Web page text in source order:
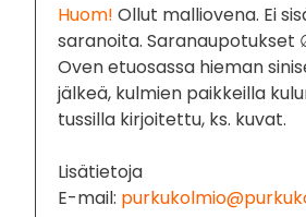
Huom! Ollut malliovena. Ei
saranoita. Saranaupotukset
Oven etuosassa hieman
jälkeä, kulmien paikkeilla
tussilla kirjoitettu, ks. kuvat.
Lisätietoja
E-mail: